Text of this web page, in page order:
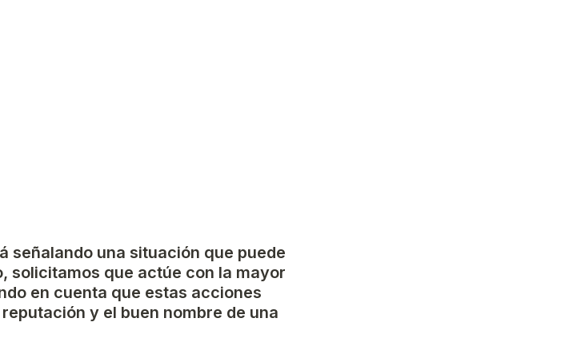
señalando una situación que puede
solicitamos que actúe con la mayor
en cuenta que estas acciones
y el buen nombre de una